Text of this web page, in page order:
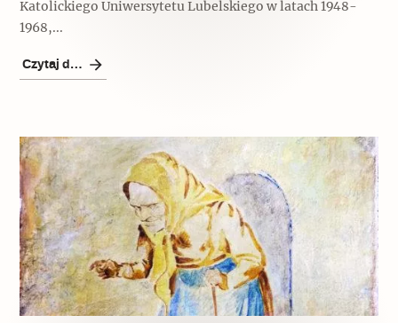
Katolickiego Uniwersytetu Lubelskiego w latach 1948-
1968,...
Czytaj dalej